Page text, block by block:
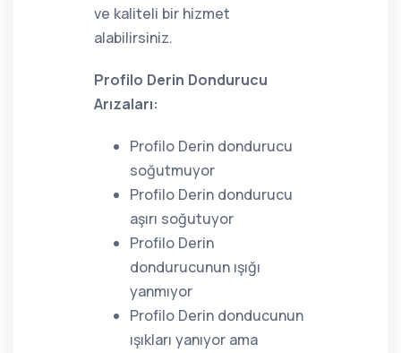
ve kaliteli bir hizmet
alabilirsiniz.
Profilo Derin Dondurucu
Arızaları:
Profilo Derin dondurucu
soğutmuyor
Profilo Derin dondurucu
aşırı soğutuyor
Profilo Derin
dondurucunun ışığı
yanmıyor
Profilo Derin donducunun
ışıkları yanıyor ama